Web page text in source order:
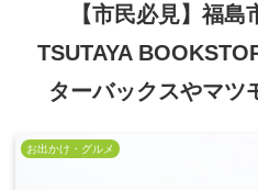
【市民必見】福
TSUTAYA
ターバックスやマツ
お出かけ・グルメ